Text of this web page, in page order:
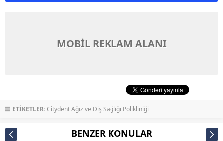
MOBİL REKLAM ALANI
ETİKETLER:Citydent Ağız ve Diş Sağlığı Polikliniği
BENZER KONULAR